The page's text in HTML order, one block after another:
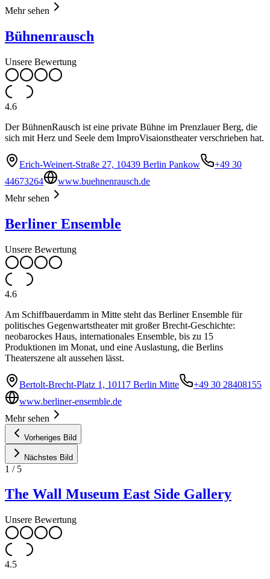
Mehr sehen
Bühnenrausch
Unsere Bewertung
4.6
Der BühnenRausch ist eine private Bühne im Prenzlauer Berg, die
sich mit Herz und Seele dem ImproVisaionstheater verschrieben hat.
Erich-Weinert-Straße 27, 10439 Berlin Pankow
+49 30
44673264
www.buehnenrausch.de
Mehr sehen
Berliner Ensemble
Unsere Bewertung
4.6
Am Schiffbauerdamm in Mitte steht das Berliner Ensemble für
politisches Gegenwartstheater mit großer Brecht-Geschichte:
neobarockes Haus, internationales Ensemble, bis zu 15
Produktionen im Monat, und eine Auslastung, die Berlins
Theaterszene alt aussehen lässt.
Bertolt-Brecht-Platz 1, 10117 Berlin Mitte
+49 30 28408155
www.berliner-ensemble.de
Mehr sehen
Vorheriges Bild
Nächstes Bild
1 / 5
The Wall Museum East Side Gallery
Unsere Bewertung
4.5